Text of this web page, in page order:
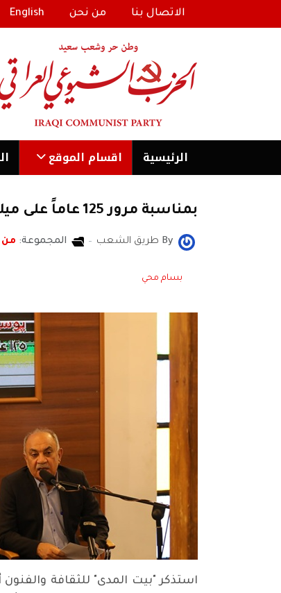
الاتصال بنا من نحن English
الرئیسية اقسام الموقع
بمناسبة مرور 125 عاماً على ميلاده.. بيت المدى يستذكر الرفيق الخالد يوسف سلمان يوسف {فهد}
By طريق الشعب المجموعة: من
بسام محي
استذكر "بيت المدى" للثقافة